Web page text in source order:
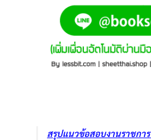
สรุปแนวข้อสอบงานราชการ